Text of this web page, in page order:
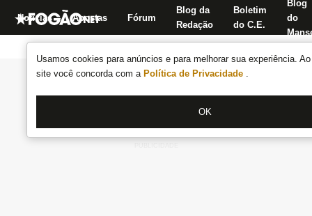
Usamos cookies para anúncios e para melhorar sua experiência.
site você concorda com a Política de Privacidade .
OK
Notícias Apostas Fórum
Blog da
Redação
Boletim
do C.E.
Blog
do